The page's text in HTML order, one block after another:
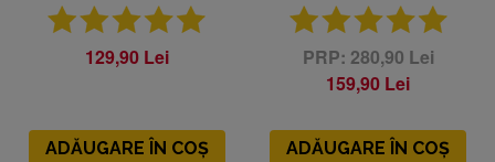
129,90 Lei
ADĂUGARE ÎN COȘ
280,90 Lei
159,90 Lei
ADĂUGARE ÎN COȘ